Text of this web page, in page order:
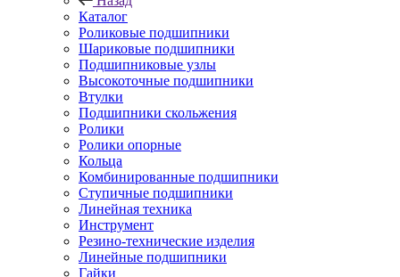
Каталог
Роликовые подшипники
Шариковые подшипники
Подшипниковые узлы
Высокоточные подшипники
Втулки
Подшипники скольжения
Ролики
Ролики опорные
Кольца
Комбинированные подшипники
Ступичные подшипники
Линейная техника
Инструмент
Резино-технические изделия
Линейные подшипники
Гайки